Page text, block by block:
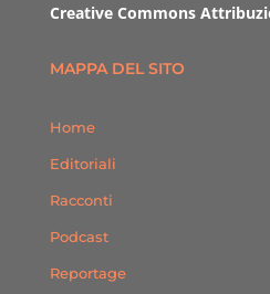
Creative Commons
MAPPA DEL SITO
Home
Editoriali
Racconti
Podcast
Reportage